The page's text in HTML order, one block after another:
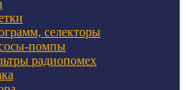
селекторы
помпы
радиопомех